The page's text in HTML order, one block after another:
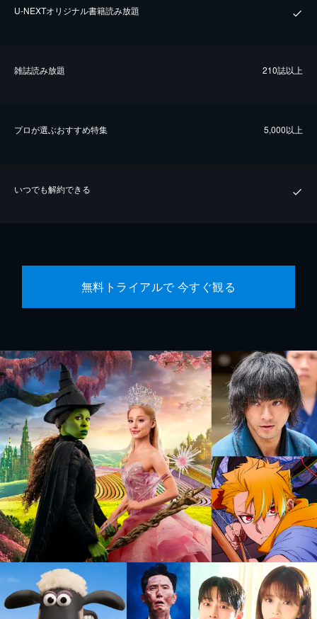
U-NEXTオリジナル書籍読み放題
雑誌読み放題 210誌以上
プロが選ぶおすすめ特集 5,000以上
いつでも解約できる
無料トライアルで 今すぐ観る